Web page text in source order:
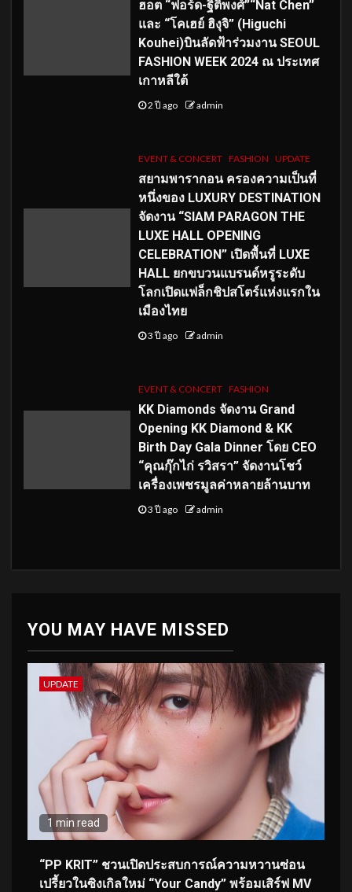
ฮอต “ฟอร์ด-ฐิติพงศ์”“Nat Chen”
และ “โคเฮย์ ฮิงุจิ” (Higuchi
Kouhei)บินลัดฟ้าร่วมงาน SEOUL
FASHION WEEK 2024 ณ ประเทศ
เกาหลีใต้
2 ปี ago admin
EVENT & CONCERT FASHION UPDATE
สยามพารากอน ครองความเป็นที่
หนึ่งของ LUXURY DESTINATION
จัดงาน “SIAM PARAGON THE
LUXE HALL OPENING
CELEBRATION” เปิดพื้นที่ LUXE
HALL ยกขบวนแบรนด์หรูระดับ
โลกเปิดแฟล็กชิปสโตร์แห่งแรกใน
เมืองไทย
3 ปี ago admin
EVENT & CONCERT FASHION
KK Diamonds จัดงาน Grand
Opening KK Diamond & KK
Birth Day Gala Dinner โดย CEO
“คุณกุ๊กไก่ รวิสรา” จัดงานโชว์
เครื่องเพชรมูลค่าหลายล้านบาท
3 ปี ago admin
YOU MAY HAVE MISSED
UPDATE
1 min read
“PP KRIT” ชวนเปิดประสบการณ์ความหวานซ่อน
เปรี้ยวในซิงเกิลใหม่ “Your Candy” พร้อมเสิร์ฟ MV